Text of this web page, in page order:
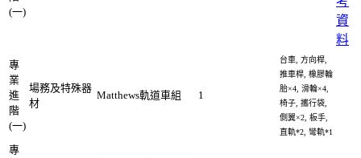
(一)
資
料
專
業
進
階
(一)
場務及特殊器
材
Matthews軌道車組 1
台車, 方向桿,
推車桿, 橡膠輪
胎×4, 滑輪×4,
椅子, 攜行袋,
側翼×2, 板手,
直軌*2, 彎軌*1
專